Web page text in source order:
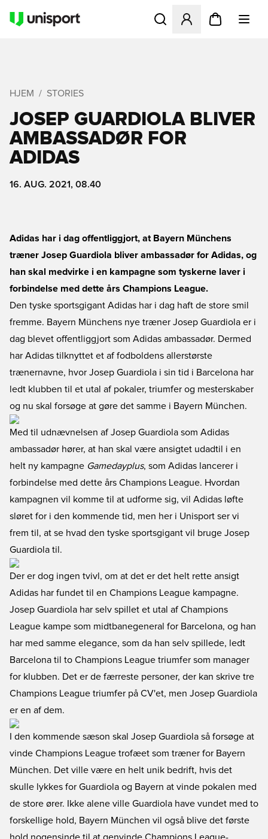
Åbner en Modal til at
HJEM STORIES
JOSEP GUARDIOLA BLIVER
AMBASSADØR FOR
ADIDAS
16. AUG. 2021, 08.40
Adidas har i dag offentliggjort, at Bayern Münchens
træner Josep Guardiola bliver ambassadør for Adidas, og
han skal medvirke i en kampagne som tyskerne laver i
forbindelse med dette års Champions League.
Den tyske sportsgigant Adidas har i dag haft de store smil
fremme. Bayern Münchens nye træner Josep Guardiola er i
dag blevet offentliggjort som Adidas ambassadør. Dermed
har Adidas tilknyttet et af fodboldens allerstørste
trænernavne, hvor Josep Guardiola i sin tid i Barcelona har
ledt klubben til et utal af pokaler, triumfer og mesterskaber
og nu skal forsøge at gøre det samme i Bayern München.
Med til udnævnelsen af Josep Guardiola som Adidas
ambassadør hører, at han skal være ansigtet udadtil i en
helt ny kampagne Gamedayplus, som Adidas lancerer i
forbindelse med dette års Champions League. Hvordan
kampagnen vil komme til at udforme sig, vil Adidas løfte
sløret for i den kommende tid, men her i Unisport ser vi
frem til, at se hvad den tyske sportsgigant vil bruge Josep
Guardiola til.
Der er dog ingen tvivl, om at det er det helt rette ansigt
Adidas har fundet til en Champions League kampagne.
Josep Guardiola har selv spillet et utal af Champions
League kampe som midtbanegeneral for Barcelona, og han
har med samme elegance, som da han selv spillede, ledt
Barcelona til to Champions League triumfer som manager
for klubben. Det er de færreste personer, der kan skrive tre
Champions League triumfer på CV'et, men Josep Guardiola
er en af dem.
I den kommende sæson skal Josep Guardiola så forsøge at
vinde Champions League trofæet som træner for Bayern
München. Det ville være en helt unik bedrift, hvis det
skulle lykkes for Guardiola og Bayern at vinde pokalen med
de store ører. Ikke alene ville Guardiola have vundet med to
forskellige hold, Bayern München vil også blive det første